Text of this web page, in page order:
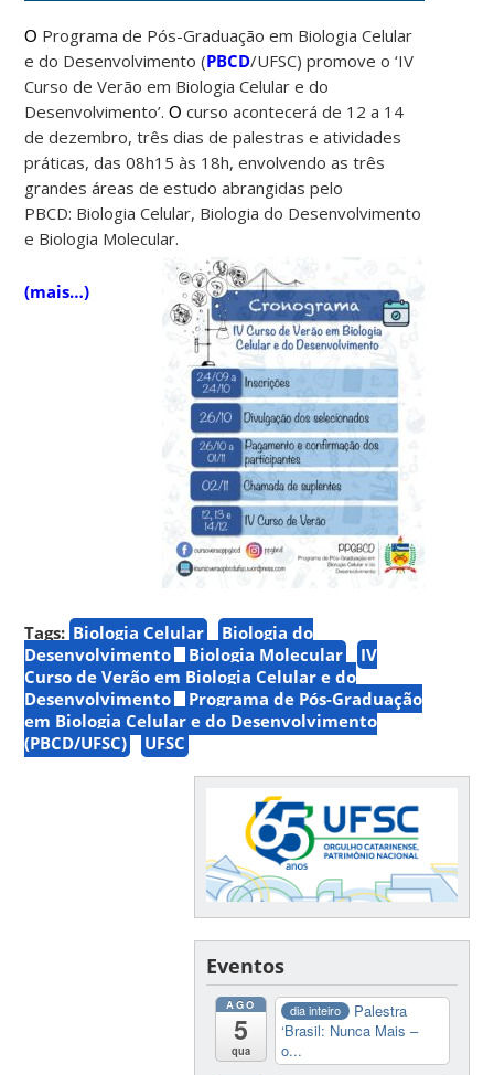
O Programa de Pós-Graduação em Biologia Celular
e do Desenvolvimento (PBCD/UFSC) promove o ‘IV
Curso de Verão em Biologia Celular e do
Desenvolvimento’.Ocurso acontecerá de 12 a 14
de dezembro, três dias de palestras e atividades
práticas, das 08h15 às 18h, envolvendo as três
grandes áreas de estudo abrangidas pelo
PBCD: Biologia Celular, Biologia do Desenvolvimento
e Biologia Molecular.
(mais…)
Tags: Biologia Celular
Biologia do
Desenvolvimento
Biologia Molecular
IV
Curso de Verão em Biologia Celular e do
Desenvolvimento
Programa de Pós-Graduação
em Biologia Celular e do Desenvolvimento
(PBCD/UFSC)
UFSC
Eventos
AGO
5
qua
dia inteiro
Palestra
‘Brasil: Nunca Mais –
o...